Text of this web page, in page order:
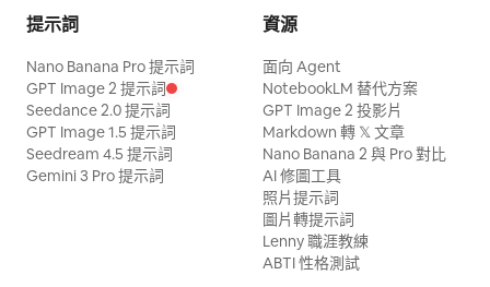
提示詞
Nano Banana Pro 提示詞
GPT Image 2 提示詞
Seedance 2.0 提示詞
GPT Image 1.5 提示詞
Seedream 4.5 提示詞
Gemini 3 Pro 提示詞
資源
面向 Agent
NotebookLM 替代方案
GPT Image 2 投影片
Markdown 轉 𝕏 文章
Nano Banana 2 與 Pro 對比
AI 修圖工具
照片提示詞
圖片轉提示詞
Lenny 職涯教練
ABTI 性格測試